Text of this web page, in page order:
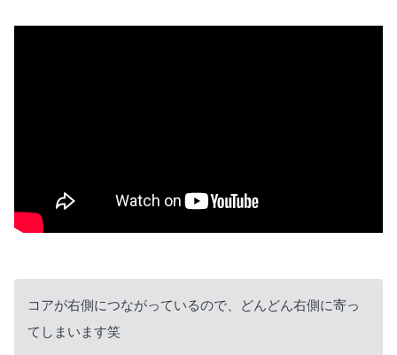
コアが右側につながっているので、どんどん右側に寄っ
てしまいます笑